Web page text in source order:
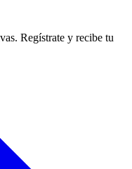
Regístrate y recibe tu